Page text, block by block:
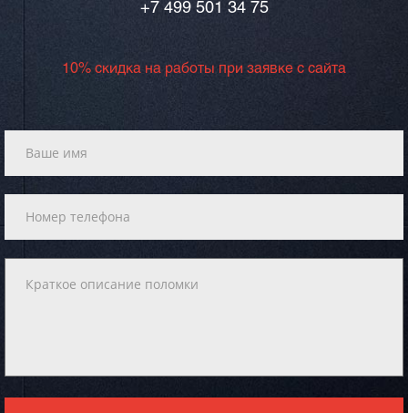
+7 499 501 34 75
10% скидка на работы при заявке с сайта